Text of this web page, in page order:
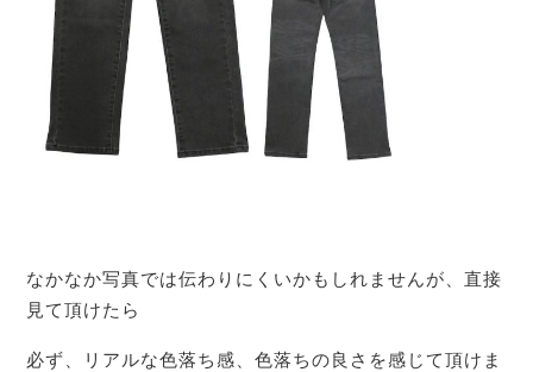
なかなか写真では伝わりにくいかもしれませんが、直接
見て頂けたら
必ず、リアルな色落ち感、色落ちの良さを感じて頂けま